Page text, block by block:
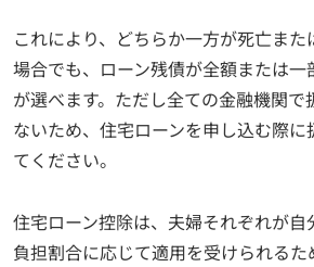
これにより、どちらか一方が死亡ま
場合でも、ローン残債が全額または
が選べます。ただし全ての金融機関で
ないため、住宅ローンを申し込む際に
てください。
住宅ローン控除は、夫婦それぞれが
負担割合に応じて適用を受けられる